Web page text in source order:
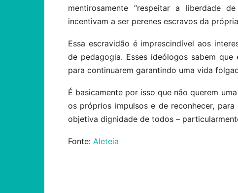
mentirosamente “respeitar a liberdade
incentivam a ser perenes escravos da
Essa escravidão é imprescindível aos
de pedagogia. Esses ideólogos sabem
para continuarem garantindo uma vida
É basicamente por isso que não querem
os próprios impulsos e de reconhecer,
objetiva dignidade de todos –
Fonte: Aleteia